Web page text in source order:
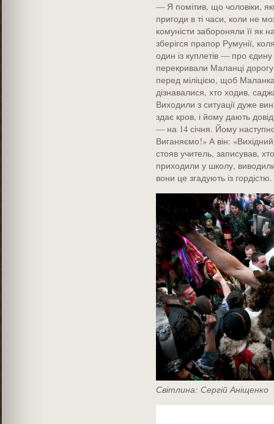
— Я помітив, що чоловіки,
пригоди в ті часи, коли не
комуністи забороняли її як
зберігся прапор Румунії,
один із куплетів — про
перекривали Маланці
перед міліцією, щоб
дізнавалися, хто ходив,
Виходили з ситуації дуже
здає кров, і йому дають
— на 14 січня. Йому
Виганяємо!» А він:
стояв учитель, записував,
приходили у школу,
вони це згадують із гордістю.
Світлина: Сергій Аніщенко